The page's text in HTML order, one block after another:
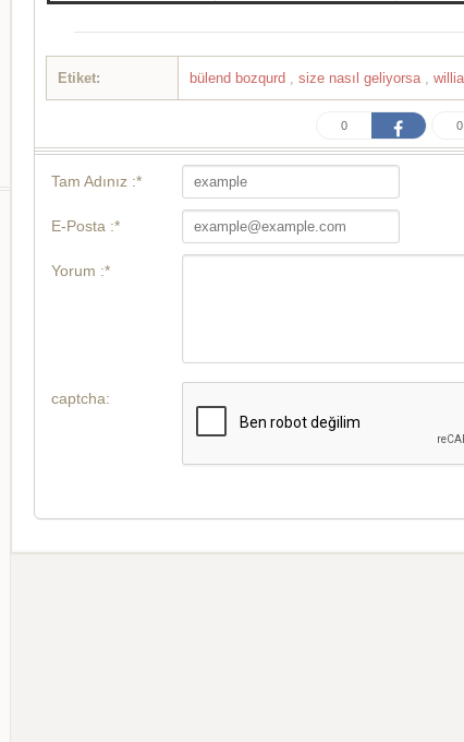
Etiket: bülend bozqurd ,size nasıl geliyorsa ,
0 0
Tam Adınız :*
E-Posta :*
Yorum :*
captcha: